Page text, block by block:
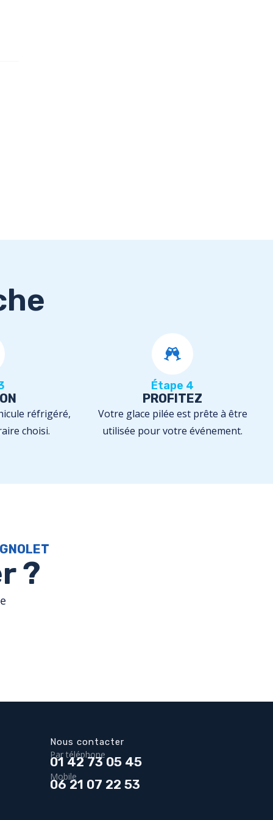
réfrigéré,
choisi.
Étape 4
PROFITEZ
Votre glace pilée est prête à être
utilisée pour votre événement.
?
Nous contacter
Par téléphone
01 42 73 05 45
Mobile
06 21 07 22 53